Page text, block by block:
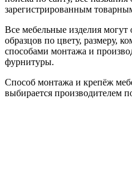
зарегистрированным
Все мебельные изделия могут
образцов по цвету, размеру,
способами монтажа и
фурнитуры.
Способ монтажа и крепёж
выбирается производителем